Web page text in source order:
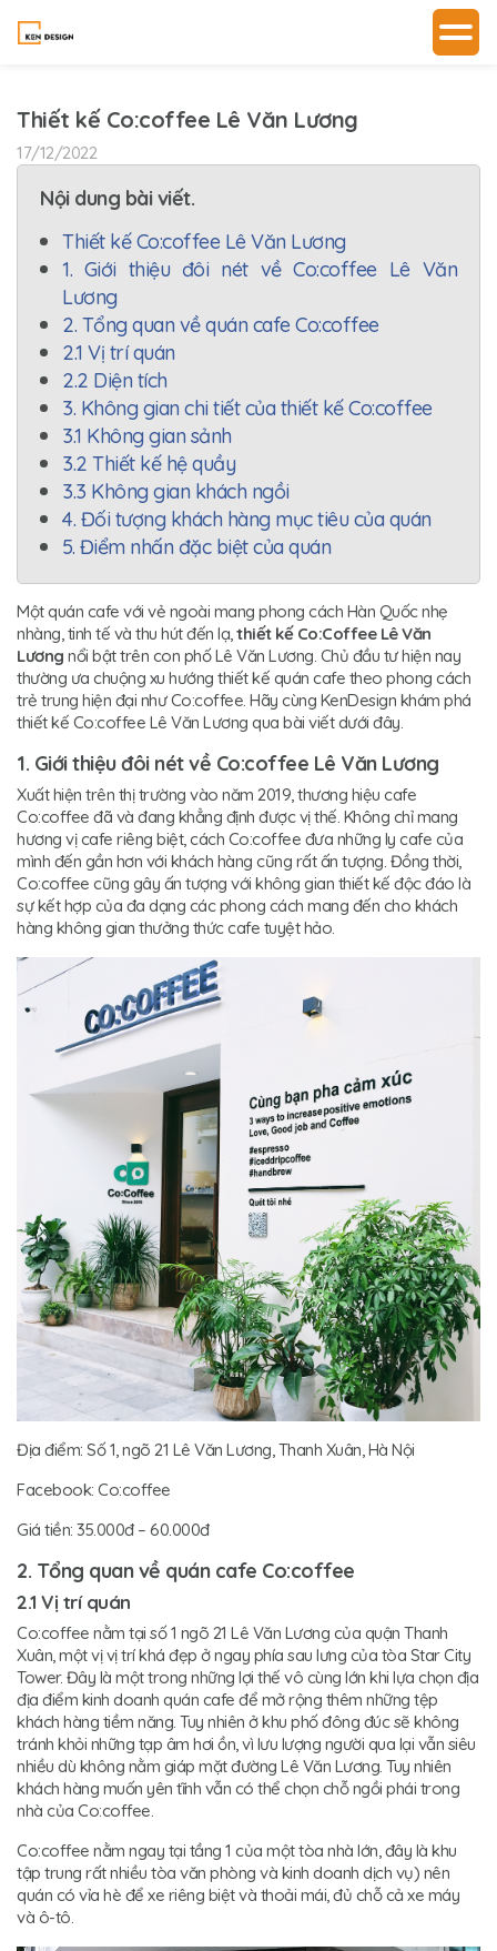
Thiết kế Co:coffee Lê Văn Lương
17/12/2022
Nội dung bài viết.
Thiết kế Co:coffee Lê Văn Lương
1. Giới thiệu đôi nét về Co:coffee Lê Văn
Lương
2. Tổng quan về quán cafe Co:coffee
2.1 Vị trí quán
2.2 Diện tích
3. Không gian chi tiết của thiết kế Co:coffee
3.1 Không gian sảnh
3.2 Thiết kế hệ quầy
3.3 Không gian khách ngồi
4. Đối tượng khách hàng mục tiêu của quán
5. Điểm nhấn đặc biệt của quán
Một quán cafe với vẻ ngoài mang phong cách Hàn Quốc nhẹ
nhàng, tinh tế và thu hút đến lạ,thiết kế Co:Coffee Lê Văn
Lương nổi bật trên con phố Lê Văn Lương. Chủ đầu tư hiện nay
thường ưa chuộng xu hướng thiết kế quán cafe theo phong cách
trẻ trung hiện đại như Co:coffee. Hãy cùng KenDesign khám phá
thiết kế Co:coffee Lê Văn Lương qua bài viết dưới đây.
1. Giới thiệu đôi nét về Co:coffee Lê Văn Lương
Xuất hiện trên thị trường vào năm 2019, thương hiệu cafe
Co:coffee đã và đang khẳng định được vị thế. Không chỉ mang
hương vị cafe riêng biệt, cách Co:coffee đưa những ly cafe của
mình đến gần hơn với khách hàng cũng rất ấn tượng. Đồng thời,
Co:coffee cũng gây ấn tượng với không gian thiết kế độc đáo là
sự kết hợp của đa dạng các phong cách mang đến cho khách
hàng không gian thưởng thức cafe tuyệt hảo.
Địa điểm: Số 1, ngõ 21 Lê Văn Lương, Thanh Xuân, Hà Nội
Facebook: Co:coffee
Giá tiền: 35.000đ – 60.000đ
2. Tổng quan về quán cafe Co:coffee
2.1 Vị trí quán
Co:coffee nằm tại số 1 ngõ 21 Lê Văn Lương của quận Thanh
Xuân, một vị vị trí khá đẹp ở ngay phía sau lưng của tòa Star City
Tower. Đây là một trong những lợi thế vô cùng lớn khi lựa chọn địa
địa điểm kinh doanh quán cafe để mở rộng thêm những tệp
khách hàng tiềm năng. Tuy nhiên ở khu phố đông đúc sẽ không
tránh khỏi những tạp âm hơi ồn, vì lưu lượng người qua lại vẫn siêu
nhiều dù không nằm giáp mặt đường Lê Văn Lương. Tuy nhiên
khách hàng muốn yên tĩnh vẫn có thể chọn chỗ ngồi phái trong
nhà của Co:coffee.
Co:coffee nằm ngay tại tầng 1 của một tòa nhà lớn, đây là khu
tập trung rất nhiều tòa văn phòng và kinh doanh dịch vụ) nên
quán có vỉa hè để xe riêng biệt và thoải mái, đủ chỗ cả xe máy
và ô-tô.